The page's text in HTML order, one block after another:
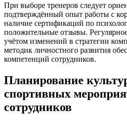
При выборе тренеров следует
подтверждённый опыт работы с
наличие сертификаций по
положительные отзывы.
учётом изменений в стратегии
методик личностного развития
компетенций сотрудников.
Планирование
спортивных
сотрудников